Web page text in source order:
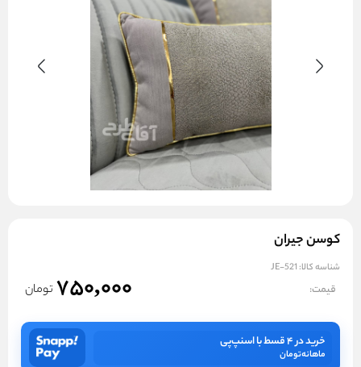
کوسن جیران
شناسه کالا: JE-521
قیمت: 750,000 تومان
خرید در ۴ قسط با اسنپ‌پی
ماهانهتومان